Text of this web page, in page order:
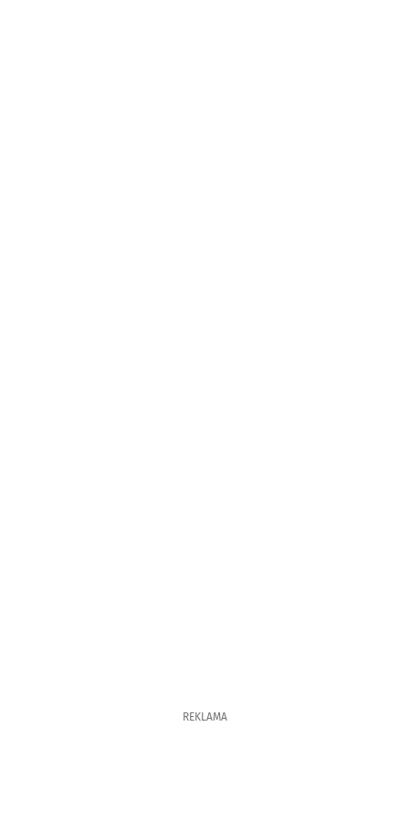
REKLAMA